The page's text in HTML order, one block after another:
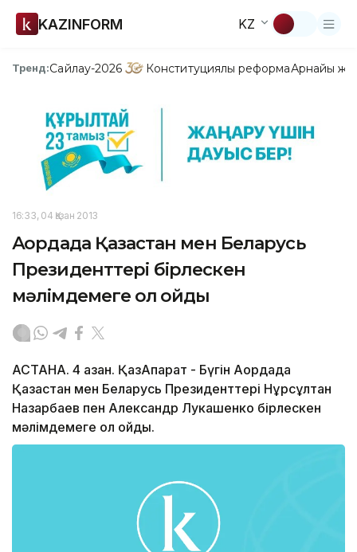
KAZINFORM KZ
Тренд:Сайлау-2026 Конституциялық реформаАрнайы
16:33, 04 Қазан 2013
Ақордада Қазақстан мен Беларусь
Президенттері бірлескен
мәлімдемеге қол қойды
АСТАНА. 4 қазан. ҚазАқпарат - Бүгін Ақордада
Қазақстан мен Беларусь Президенттері Нұрсұлтан
Назарбаев пен Александр Лукашенко бірлескен
мәлімдемеге қол қойды.